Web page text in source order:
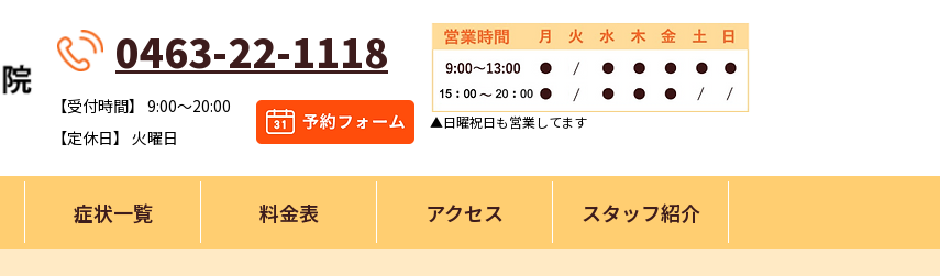
0463-22-1118
【受付時間】 9:00～20:00
【定休日】 火曜日
▲日曜祝日も営業してます
症状一覧 料金表 アクセス スタッフ紹介